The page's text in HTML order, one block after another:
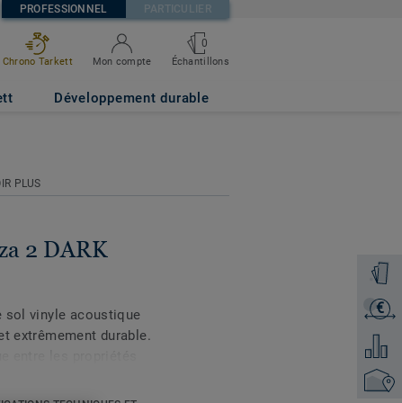
PROFESSIONNEL PARTICULIER
Chrono Tarkett Mon compte
0
Échantillons
Développement durable
€
PLUS
2 DARK
sol vinyle acoustique
extrêmement durable.
bruits de chocs de
Grâce à son